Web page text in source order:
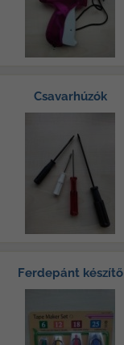
Csavarhúzók
Ferdepánt készítő